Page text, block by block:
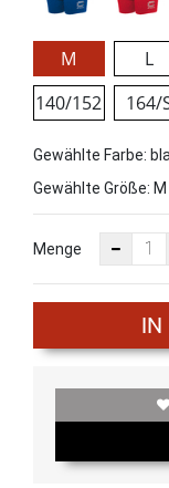
M L
140/152
164/
Gewählte Farbe:
Gewählte Größe: M
Menge
IN